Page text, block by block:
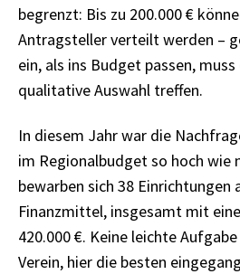
begrenzt: Bis zu 200.000 €
Antragsteller verteilt werden –
ein, als ins Budget passen,
qualitative Auswahl treffen.
In diesem Jahr war die
im Regionalbudget so hoch wie
bewarben sich 38 Einrichtungen
Finanzmittel, insgesamt mit
420.000 €. Keine leichte
Verein, hier die besten